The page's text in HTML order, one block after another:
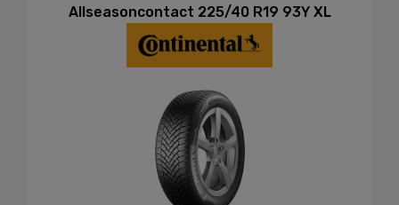
Allseasoncontact 225/40 R19 93Y XL